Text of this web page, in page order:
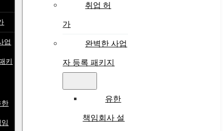
업
키
한
취업 허
가
완벽한 사업
자 등록 패키지
유한
책임회사 설